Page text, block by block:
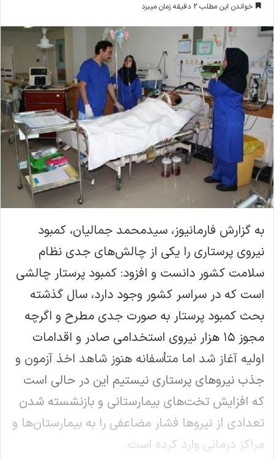
ا
ل
ا
ی
م
ی
ل
خواندن این مطلب 2 دقیقه زمان میبرد
به گزارش فارمانیوز، سیدمحمد جمالیان، کمبود
نیروی پرستاری را یکی از چالش‌های جدی نظام
سلامت کشور دانست و افزود: کمبود پرستار چالشی
است که در سراسر کشور وجود دارد، سال گذشته
بحث کمبود پرستار به صورت جدی مطرح و اگرچه
مجوز ۱۵ هزار نیروی استخدامی صادر و اقدامات
اولیه آغاز شد اما متأسفانه هنوز شاهد اخذ آزمون و
جذب نیروهای پرستاری نیستیم این در حالی است
که افزایش تخت‌های بیمارستانی و بازنشسته شدن
تعدادی از نیروها فشار مضاعفی را به بیمارستان‌ها و
مراکز درمانی وارد کرده است.